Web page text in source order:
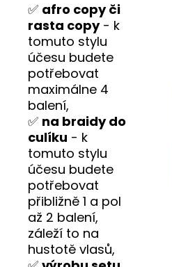
✅ afro copy či
rasta copy- k
tomuto stylu
účesu budete
potřebovat
maximálne 4
balení,
✅ na braidy do
culíku - k
tomuto stylu
účesu budete
potřebovat
přibližně 1 a pol
až 2 balení,
záleží to na
hustotě vlasů,